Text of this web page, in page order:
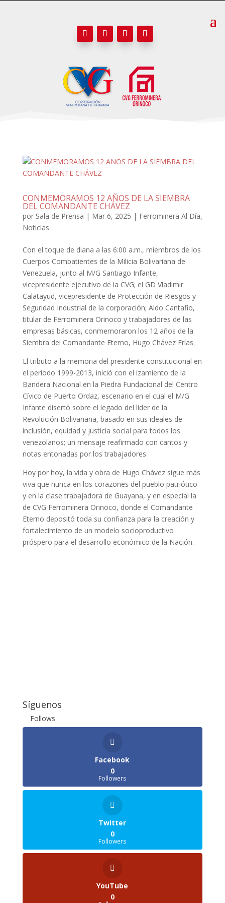
CONMEMORAMOS 12 AÑOS DE LA SIEMBRA
DEL COMANDANTE CHÁVEZ
por Sala de Prensa | Mar 6, 2025 | Ferrominera Al Día,
Noticias
Con el toque de diana a las 6:00 a.m., miembros de los
Cuerpos Combatientes de la Milicia Bolivariana de
Venezuela, junto al M/G Santiago Infante,
vicepresidente ejecutivo de la CVG; el GD Vladimir
Calatayud, vicepresidente de Protección de Riesgos y
Seguridad Industrial de la corporación; Aldo Cantafio,
titular de Ferrominera Orinoco y trabajadores de las
empresas básicas, conmemoraron los 12 años de la
Siembra del Comandante Eterno, Hugo Chávez Frías.
El tributo a la memoria del presidente constitucional en
el período 1999-2013, inició con el izamiento de la
Bandera Nacional en la Piedra Fundacional del Centro
Cívico de Puerto Ordaz, escenario en el cual el M/G
Infante disertó sobre el legado del líder de la
Revolución Bolivariana, basado en sus ideales de
inclusión, equidad y justicia social para todos los
venezolanos; un mensaje reafirmado con cantos y
notas entonadas por los trabajadores.
Hoy por hoy, la vida y obra de Hugo Chávez sigue más
viva que nunca en los corazones del pueblo patriótico
y en la clase trabajadora de Guayana, y en especial la
de CVG Ferrominera Orinoco, donde el Comandante
Eterno depositó toda su confianza para la creación y
fortalecimiento de un modelo socioproductivo
próspero para el desarrollo económico de la Nación.
Síguenos
Follows
Facebook
0
Followers
Twitter
0
Followers
YouTube
0